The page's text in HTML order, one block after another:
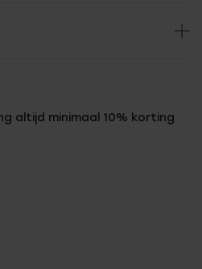
altijd minimaal 10% korting